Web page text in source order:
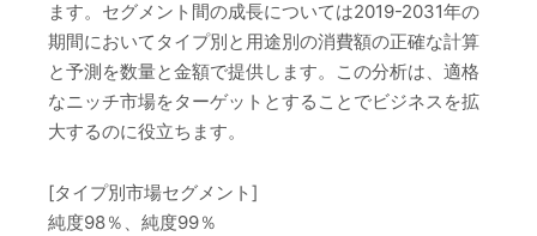
ます。セグメント間の成長については2019-2031年の
期間においてタイプ別と用途別の消費額の正確な計算
と予測を数量と金額で提供します。この分析は、適格
なニッチ市場をターゲットとすることでビジネスを拡
大するのに役立ちます。
[タイプ別市場セグメント]
純度98％、純度99％